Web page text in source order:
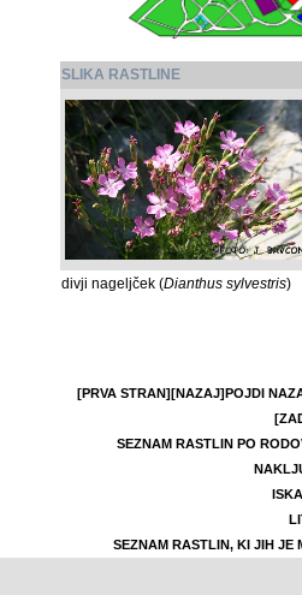
SLIKA RASTLINE
divji nageljček (Dianthus sylvestris)
[PRVA STRAN][NAZAJ]POJDI
SEZNAM RASTLIN PO
SEZNAM RASTLIN, KI JIH JE